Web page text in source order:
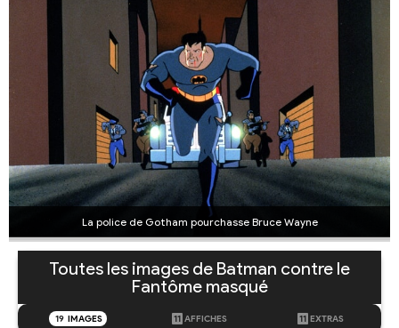
La police de Gotham pourchasse Bruce Wayne
Toutes les images de Batman contre le
Fantôme masqué
19 IMAGES 11 AFFICHES 11 EXTRAS